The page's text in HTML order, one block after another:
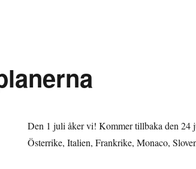
Den 1 juli åker vi! Kommer tillbaka den 24
Österrike, Italien, Frankrike, Monaco,